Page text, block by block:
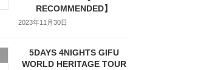
RECOMMENDED】
2023年11月30日
5DAYS 4NIGHTS GIFU
WORLD HERITAGE TOUR